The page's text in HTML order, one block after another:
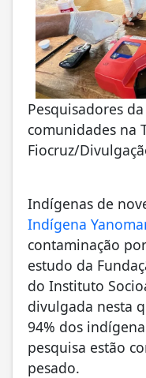
Pesquisadores
comunidades na
Fiocruz/
Indígenas de
Indígena
contaminação
estudo da
do Instituto
divulgada nesta
94% dos
pesquisa estão
pesado.